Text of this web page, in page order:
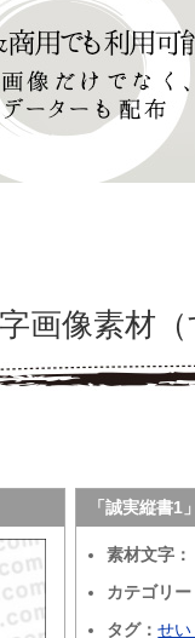
画像素材
「誠実縦書1
素材文字：
カテゴリー
タグ：せ